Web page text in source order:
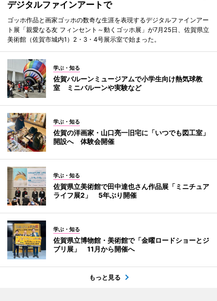
デジタルファインアートで
ゴッホ作品と画家ゴッホの数奇な生涯を表現するデジタルファインアー
ト展「親愛なる友 フィンセント～動くゴッホ展」が7月25日、佐賀県立
美術館（佐賀市城内1）2・3・4号展示室で始まった。
学ぶ・知る
佐賀バルーンミュージアムで小学生向け熱気球教
室 ミニバルーンや実験など
学ぶ・知る
佐賀の洋画家・山口亮一旧宅に「いつでも図工室」
開設へ 体験会開催
学ぶ・知る
佐賀県立美術館で田中達也さん作品展「ミニチュア
ライフ展2」 5年ぶり開催
学ぶ・知る
佐賀県立博物館・美術館で「金曜ロードショーとジ
ブリ展」 11月から開催へ
もっと見る